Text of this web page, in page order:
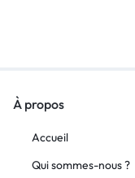
À propos
Accueil
Qui sommes-nous ?